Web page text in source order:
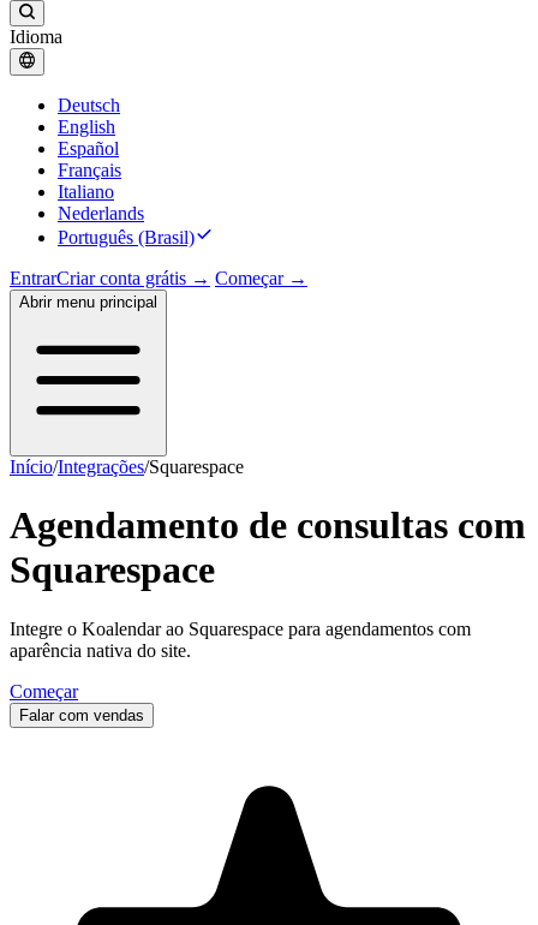
Idioma
Deutsch
English
Español
Français
Italiano
Nederlands
Português (Brasil)
EntrarCriar conta grátis → Começar →
Abrir menu principal
Início/Integrações/Squarespace
Agendamento de consultas com
Squarespace
Integre o Koalendar ao Squarespace para agendamentos com
aparência nativa do site.
Começar
Falar com vendas